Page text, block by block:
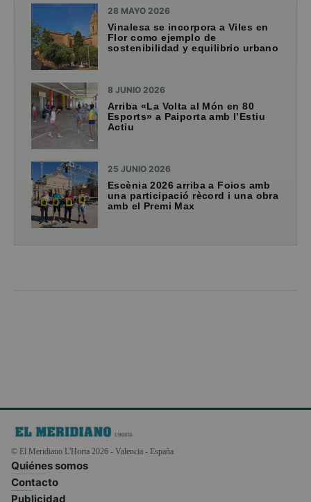
28 MAYO 2026
Vinalesa se incorpora a Viles en
Flor como ejemplo de
sostenibilidad y equilibrio urbano
8 JUNIO 2026
Arriba «La Volta al Món en 80
Esports» a Paiporta amb l’Estiu
Actiu
25 JUNIO 2026
Escènia 2026 arriba a Foios amb
una participació rècord i una obra
amb el Premi Max
© El Meridiano L'Horta 2026 - Valencia - España
Quiénes somos
Contacto
Publicidad